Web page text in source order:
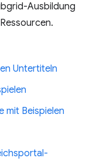
Ausbildung
Untertiteln
mit Beispielen